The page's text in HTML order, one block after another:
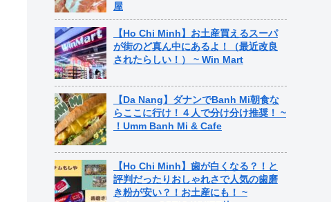
屋
【Ho Chi Minh】お土産買えるスーパ
が街のど真ん中にあるよ！（最近改良
されたらしい！） ~ Win Mart
【Da Nang】ダナンでBanh Mi朝食な
らここに行け！４人で分け分け推奨！ ~
！Umm Banh Mi & Cafe
【Ho Chi Minh】歯が白くなる？！と
評判だったりおしゃれさで人気の歯磨
き粉が安い？！お土産にも！ ~